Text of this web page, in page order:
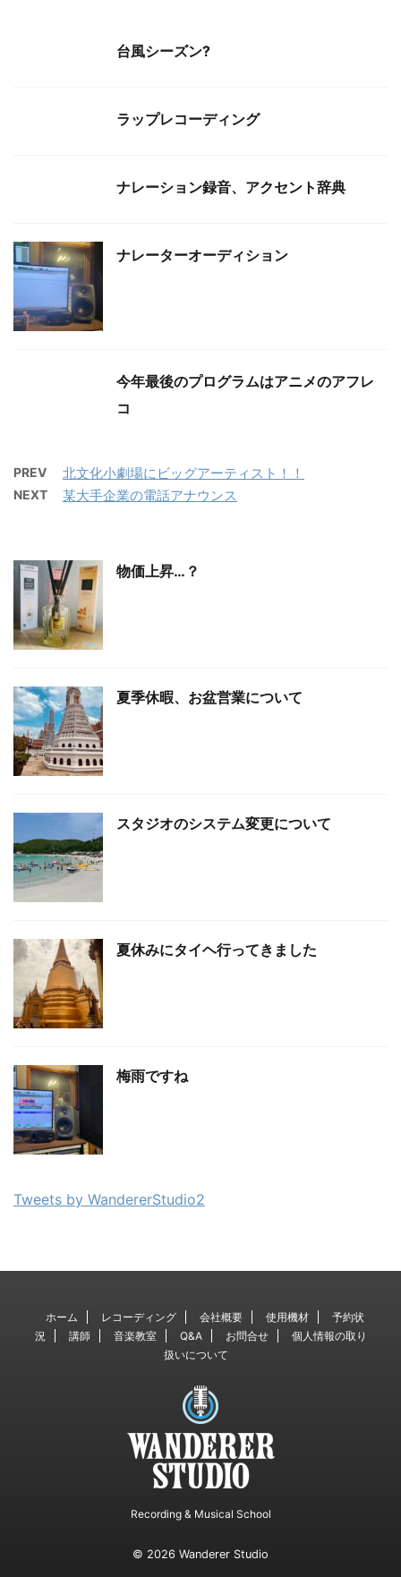
台風シーズン?
ラップレコーディング
ナレーション録音、アクセント辞典
ナレーターオーディション
今年最後のプログラムはアニメのアフレ
コ
PREV 北文化小劇場にビッグアーティスト！！
NEXT 某大手企業の電話アナウンス
物価上昇…？
夏季休暇、お盆営業について
スタジオのシステム変更について
夏休みにタイヘ行ってきました
梅雨ですね
Tweets by WandererStudio2
ホーム レコーディング 会社概要 使用機材
予約状
況
講師 音楽教室 Q&A お問合せ
個人情報の取り
扱いについて
Recording & Musical School
© 2026 Wanderer Studio